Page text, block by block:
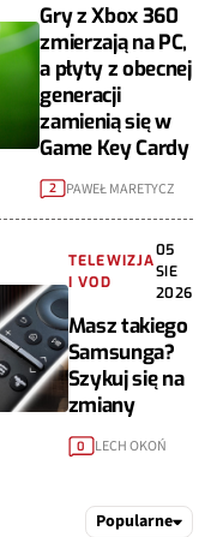
Gry z Xbox 360
zmierzają na PC,
a płyty z obecnej
generacji
zamienią się w
Game Key Cardy
2 PAWEŁ MARETYCZ
TELEWIZJA
I VOD
05
SIE
2026
Masz takiego
Samsunga?
Szykuj się na
zmiany
0 LECH OKOŃ
Popularne